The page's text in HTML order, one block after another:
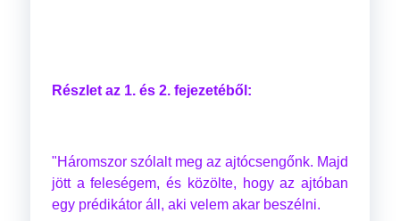
Részlet az 1. és 2. fejezetéből:
"Háromszor szólalt meg az ajtócsengőnk. Majd
jött a feleségem, és közölte, hogy az ajtóban
egy prédikátor áll, aki velem akar beszélni.